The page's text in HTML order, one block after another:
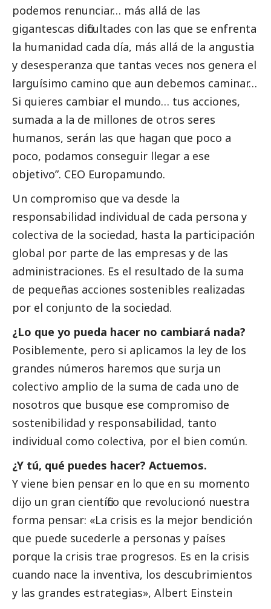
podemos renunciar… más allá de las
gigantescas dificultades con las que se enfrenta
la humanidad cada día, más allá de la angustia
y desesperanza que tantas veces nos genera el
larguísimo camino que aun debemos caminar…
Si quieres cambiar el mundo… tus acciones,
sumada a la de millones de otros seres
humanos, serán las que hagan que poco a
poco, podamos conseguir llegar a ese
objetivo”. CEO Europamundo.
Un compromiso que va desde la
responsabilidad individual de cada persona y
colectiva de la sociedad, hasta la participación
global por parte de las empresas y de las
administraciones. Es el resultado de la suma
de pequeñas acciones sostenibles realizadas
por el conjunto de la sociedad.
¿Lo que yo pueda hacer no cambiará nada?
Posiblemente, pero si aplicamos la ley de los
grandes números haremos que surja un
colectivo amplio de la suma de cada uno de
nosotros que busque ese compromiso de
sostenibilidad y responsabilidad, tanto
individual como colectiva, por el bien común.
¿Y tú, qué puedes hacer? Actuemos.
Y viene bien pensar en lo que en su momento
dijo un gran científico que revolucionó nuestra
forma pensar: «La crisis es la mejor bendición
que puede sucederle a personas y países
porque la crisis trae progresos. Es en la crisis
cuando nace la inventiva, los descubrimientos
y las grandes estrategias», Albert Einstein